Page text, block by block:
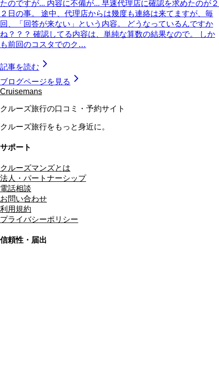
たのですが... 内容に不備が... 早速代理店に確認を求めたのが２
２日の事。 途中、代理店からは幾度も連絡は来てますが、毎
回、「回答が来ない」という内容。 どうなっているんですか
ね？？？ 確認してる内容は、単純な算数の結果なので。 しか
も前回のコスタでのク…
記事を読む
ブログページを見る
Cruisemans
クルーズ旅行の口コミ・予約サイト
クルーズ旅行をもっと身近に。
サポート
クルーズマンズとは
法人・パートナーシップ
電話相談
お問い合わせ
利用規約
プライバシーポリシー
信頼性・届出